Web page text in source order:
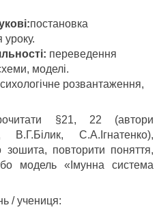
:постановка
: переведення
моделі.
розвантаження,
§21, 22 (автори
С.А.Ігнатенко),
зошита, повторити поняття,
модель «Імунна система
/ учениця: